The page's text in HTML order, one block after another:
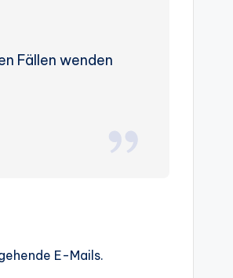
Fällen wenden
E-Mails.